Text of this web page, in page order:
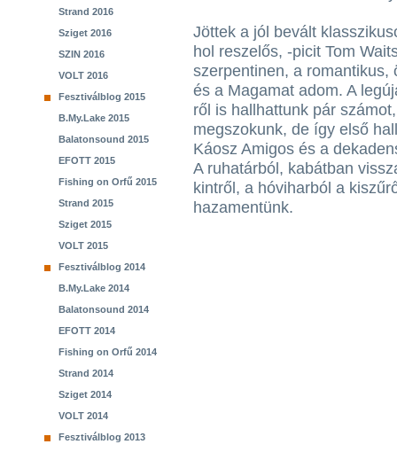
Strand 2016
Sziget 2016
SZIN 2016
VOLT 2016
Fesztiválblog 2015
B.My.Lake 2015
Balatonsound 2015
EFOTT 2015
Fishing on Orfű 2015
Strand 2015
Sziget 2015
VOLT 2015
Fesztiválblog 2014
B.My.Lake 2014
Balatonsound 2014
EFOTT 2014
Fishing on Orfű 2014
Strand 2014
Sziget 2014
VOLT 2014
Fesztiválblog 2013
Jöttek a jól bevált
hol reszelős, -picit Tom
szerpentinen, a romantikus,
és a Magamat adom. A
ről is hallhattunk pár
megszokunk, de így első
Káosz Amigos és a
A ruhatárból, kabátban
kintről, a hóviharból a
hazamentünk.